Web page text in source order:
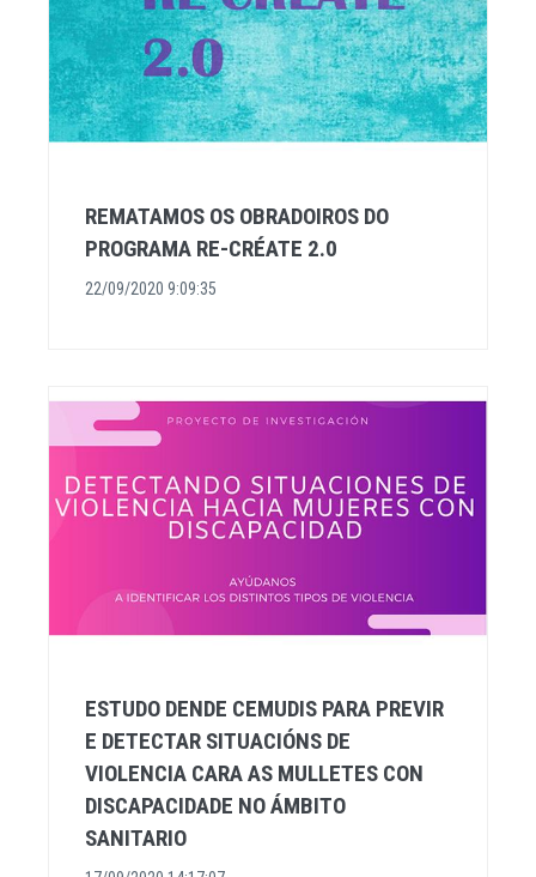
REMATAMOS OS OBRADOIROS DO
PROGRAMA RE-CRÉATE 2.0
22/09/2020 9:09:35
ESTUDO DENDE CEMUDIS PARA PREVIR
E DETECTAR SITUACIÓNS DE
VIOLENCIA CARA AS MULLETES CON
DISCAPACIDADE NO ÁMBITO
SANITARIO